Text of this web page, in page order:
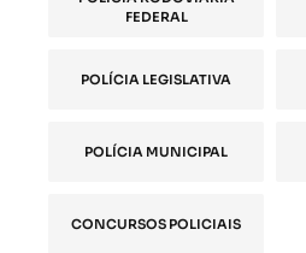
FEDERAL
POLÍCIA LEGISLATIVA
POLÍCIA MUNICIPAL
CONCURSOS POLICIAIS